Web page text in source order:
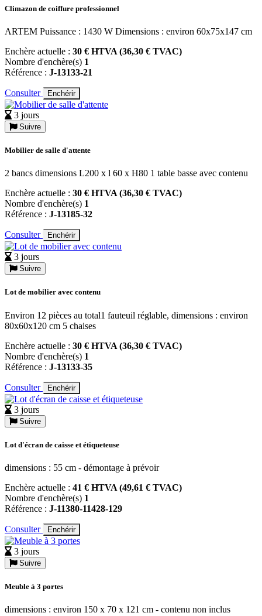
Climazon de coiffure professionnel
ARTEM Puissance : 1430 W Dimensions : environ 60x75x147 cm
Enchère actuelle : 30 € HTVA (36,30 € TVAC)
Nombre d'enchère(s) 1
Référence : J-13133-21
Consulter Enchérir
3 jours
Suivre
Mobilier de salle d'attente
2 bancs dimensions L200 x l 60 x H80 1 table basse avec contenu
Enchère actuelle : 30 € HTVA (36,30 € TVAC)
Nombre d'enchère(s) 1
Référence : J-13185-32
Consulter Enchérir
3 jours
Suivre
Lot de mobilier avec contenu
Environ 12 pièces au total1 fauteuil réglable, dimensions : environ
80x60x120 cm 5 chaises
Enchère actuelle : 30 € HTVA (36,30 € TVAC)
Nombre d'enchère(s) 1
Référence : J-13133-35
Consulter Enchérir
3 jours
Suivre
Lot d'écran de caisse et étiqueteuse
dimensions : 55 cm - démontage à prévoir
Enchère actuelle : 41 € HTVA (49,61 € TVAC)
Nombre d'enchère(s) 1
Référence : J-11380-11428-129
Consulter Enchérir
3 jours
Suivre
Meuble à 3 portes
dimensions : environ 150 x 70 x 121 cm - contenu non inclus